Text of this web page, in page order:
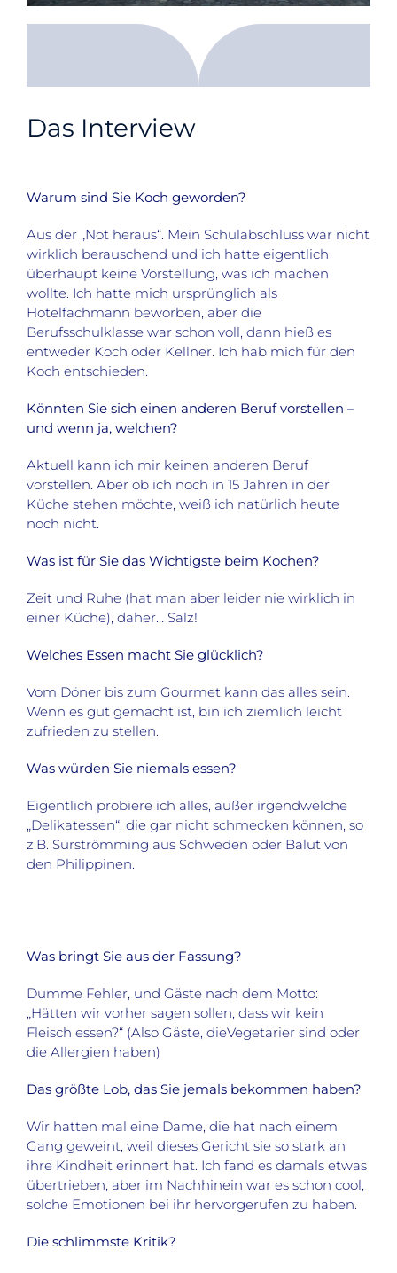
Das Interview
Warum sind Sie Koch geworden?
Aus der „Not heraus“. Mein Schulabschluss war nicht
wirklich berauschend und ich hatte eigentlich
überhaupt keine Vorstellung, was ich machen
wollte. Ich hatte mich ursprünglich als
Hotelfachmann beworben, aber die
Berufsschulklasse war schon voll, dann hieß es
entweder Koch oder Kellner. Ich hab mich für den
Koch entschieden.
Könnten Sie sich einen anderen Beruf vorstellen –
und wenn ja, welchen?
Aktuell kann ich mir keinen anderen Beruf
vorstellen. Aber ob ich noch in 15 Jahren in der
Küche stehen möchte, weiß ich natürlich heute
noch nicht.
Was ist für Sie das Wichtigste beim Kochen?
Zeit und Ruhe (hat man aber leider nie wirklich in
einer Küche), daher… Salz!
Welches Essen macht Sie glücklich?
Vom Döner bis zum Gourmet kann das alles sein.
Wenn es gut gemacht ist, bin ich ziemlich leicht
zufrieden zu stellen.
Was würden Sie niemals essen?
Eigentlich probiere ich alles, außer irgendwelche
„Delikatessen“, die gar nicht schmecken können, so
z.B. Surströmming aus Schweden oder Balut von
den Philippinen.
Was bringt Sie aus der Fassung?
Dumme Fehler, und Gäste nach dem Motto:
„Hätten wir vorher sagen sollen, dass wir kein
Fleisch essen?“ (Also Gäste, dieVegetarier sind oder
die Allergien haben)
Das größte Lob, das Sie jemals bekommen haben?
Wir hatten mal eine Dame, die hat nach einem
Gang geweint, weil dieses Gericht sie so stark an
ihre Kindheit erinnert hat. Ich fand es damals etwas
übertrieben, aber im Nachhinein war es schon cool,
solche Emotionen bei ihr hervorgerufen zu haben.
Die schlimmste Kritik?